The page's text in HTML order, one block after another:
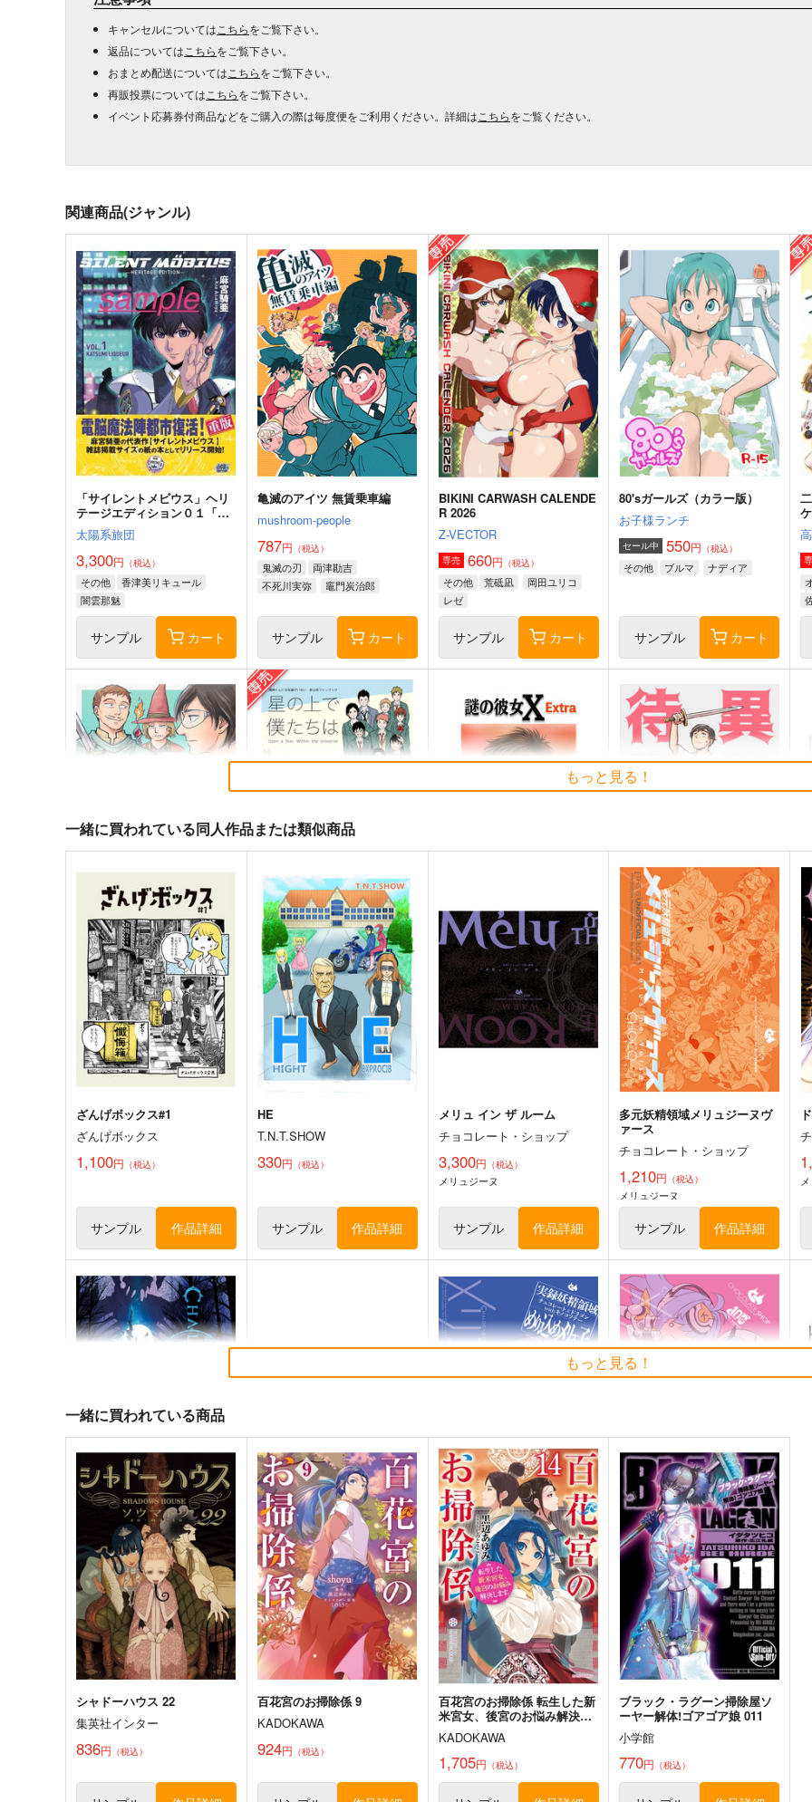
キャンセルについては こちらをご覧下さい。
返品については こちらをご覧下さい。
おまとめ配送については こちらをご覧下さい。
再販投票については こちらをご覧下さい。
イベント応募券付商品などをご購入の際は毎度便をご利用ください。詳細は こちらをご覧ください。
関連商品(ジャンル)
「サイレントメビウス」ヘリ
テージエディション０１「香
津美リキュール」重版分
太陽系旅団
3,300円 （税込）
その他
香津美リキュール
闇雲那魅
サンプル カート
亀滅のアイツ 無賃乗車編
mushroom-people
787円 （税込）
鬼滅の刃
両津勘吉
不死川実弥
竈門炭治郎
サンプル カート
BIKINI CARWASH CALENDE
R 2026
Z-VECTOR
専売 660円 （税込）
その他 荒砥凪
岡田ユリコ
レゼ
サンプル カート
80'sガールズ（カラー版）
お子様ランチ
セール中 550円 （税込）
その他 ブルマ ナディア
サンプル カート
メランコリック・ダイバー
永田礼路短編集２
永田医院午前０時
1,572円（税込）
オリジナル
サンプル カート
星の上で僕たちは
ミスターミスメイカー
専売 2,200円（税込）
その他 湯神裕二×綿貫ちひろ
サンプル カート
謎の彼女X Extra
Tsubaki_Factory
4,990 （税込）
その他 卜部美琴×今井百夏
異世界待機中
永田医院午前０時
629円（税込）
オリジナル
サンプル カート
その他 ザ・モモタロウ
サンプル カート
モモまじ メガネ拭き
ぱんmog☆王国
真島零
サンプル カート
二月の勝者応援イラスト集
高瀬志帆
佐倉麻衣
サンプル カート
「二月の勝者」カラーイラス
ト集
その他 黒木蔵人 佐倉麻衣
サンプル カート
用画像診断機器についての一
CoCプリンタニア・ニッポン
創作現行人類読本 採掘野郎
Aチーム
もっと見る！
一緒に買われている同人作品または類似商品
ざんげボックス#1
ざんげボックス
1,100円 （税込）
サンプル 作品詳細
HE
T.N.T.SHOW
330円 （税込）
サンプル 作品詳細
メリュ イン ザ ルーム
チョコレート・ショップ
3,300円 （税込）
メリュジーヌ
サンプル 作品詳細
多元妖精領域メリュジーヌヴ
ァース
チョコレート・ショップ
1,210円 （税込）
メリュジーヌ
サンプル 作品詳細
カルデアエミッション4ロスト
マテリアル
チョコレート・ショップ
2,000 円（税込）
メリュジーヌ
サンプル 作品詳細
アクリルカレイドフレーム
「ラムダリリス」【再販版】
チョコレート・ショップ
3,850円（税込）
謎のアルターエゴ・Λ
サンプル 作品詳細
実録妖精領域めり込めメリュ
子
チョコレート・ショップ
332円（税込）
CHOCO
サンプル 作品詳細
最強妖精領域メリュジーヌ対
KOS-MOS
チョコレート・ショップ
332円（税込）
メリュジーヌ
サンプル 作品詳細
もっと見る！
一緒に買われている商品
シャドーハウス 22
集英社インター
836円 （税込）
百花宮のお掃除係 9
KADOKAWA
924円 （税込）
百花宮のお掃除係 転生した新
米宮女、後宮のお悩み解決し
ます。 14
KADOKAWA
1,705円 （税込）
ブラック・ラグーン掃除屋ソ
ーヤー解体!ゴアゴア娘 011
小学館
770円 （税込）